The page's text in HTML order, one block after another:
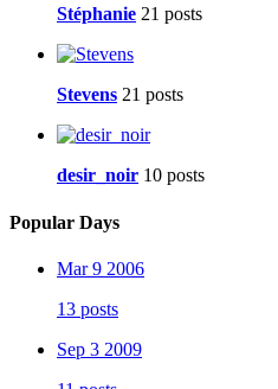
Stéphanie 21 posts
Stevens 21 posts
desir_noir 10 posts
Popular Days
Mar 9 2006
13 posts
Sep 3 2009